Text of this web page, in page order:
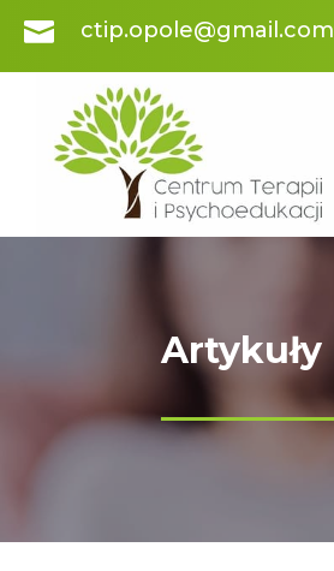
 ctip.opole@gmail.com
Artykuły